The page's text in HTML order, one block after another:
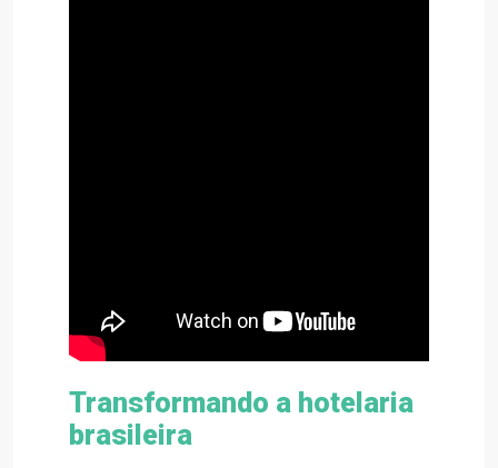
Transformando a hotelaria
brasileira